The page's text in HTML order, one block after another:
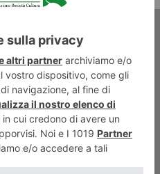
nuove rotte
e Cagliari